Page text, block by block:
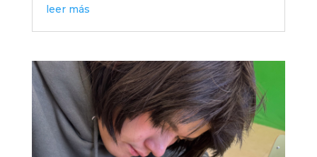
leer más